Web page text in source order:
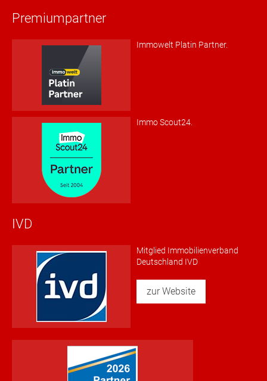
Premiumpartner
Immowelt Platin Partner.
Immo Scout24.
IVD
Mitglied Immobilienverband
Deutschland IVD
zur Website